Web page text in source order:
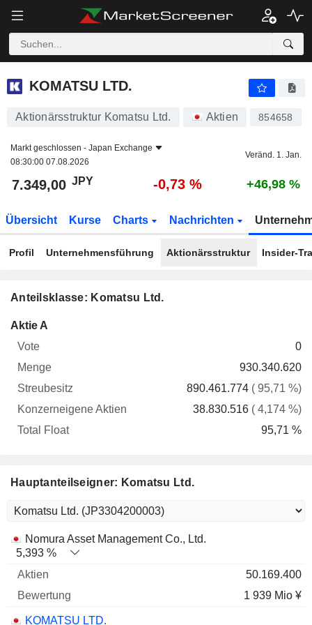
KOMATSU LTD.
KOMATSU LTD.
Aktionärsstruktur Komatsu Ltd. Aktien 854658
Markt geschlossen - Japan Exchange
08:30:00 07.08.2026
Veränd. 1. Jan.
7.349,00 JPY -0,73 % +46,98 %
Übersicht Kurse Charts Nachrichten
Profil Unternehmensführung Aktionärsstruktur Insider-
Anteilsklasse: Komatsu Ltd.
Aktie A
0
930.340.620
890.461.774 ( 95,71 %)
38.830.516 ( 4,174 %)
95,71 %
Hauptanteilseigner: Komatsu Ltd.
Name Aktien % Bewertung
Nomura Asset Management Co., Ltd.
5,393 %
50.169.400
1 939 Mio ¥
KOMATSU LTD.